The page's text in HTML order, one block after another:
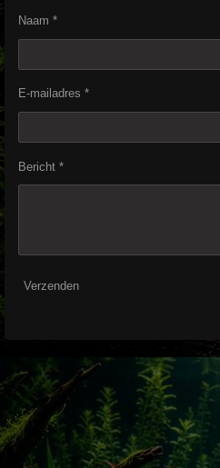
Naam *
E-mailadres *
Bericht *
Verzenden